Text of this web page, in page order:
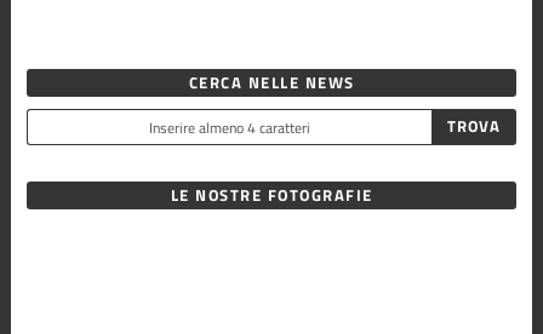
CERCA NELLE NEWS
LE NOSTRE FOTOGRAFIE